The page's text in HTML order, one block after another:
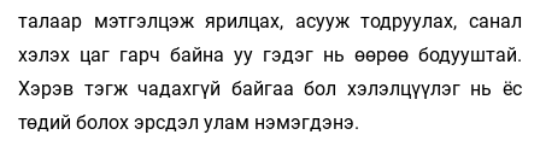
талаар мэтгэлцэж ярилцах, асууж тодруулах, санал
хэлэх цаг гарч байна уу гэдэг нь өөрөө бодууштай.
Хэрэв тэгж чадахгүй байгаа бол хэлэлцүүлэг нь ёс
төдий болох эрсдэл улам нэмэгдэнэ.